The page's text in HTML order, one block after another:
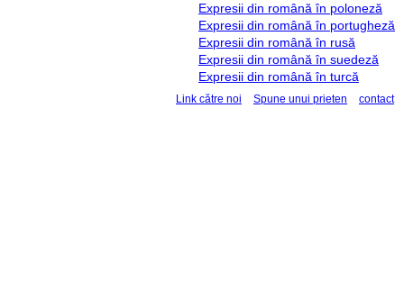
Expresii din română în poloneză
Expresii din română în portugheză
Expresii din română în rusă
Expresii din română în suedeză
Expresii din română în turcă
Link către noi Spune unui prieten contact